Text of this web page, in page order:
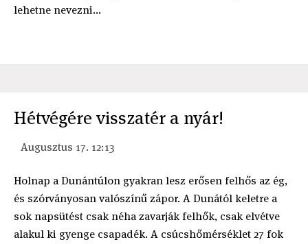
lehetne nevezni...
Hétvégére visszatér a nyár!
Augusztus 17. 12:13
Holnap a Dunántúlon gyakran lesz erősen felhős az ég,
és szórványosan valószínű zápor. A Dunától keletre a
sok napsütést csak néha zavarják felhők, csak elvétve
alakul ki gyenge csapadék. A csúcshőmérséklet 27 fok